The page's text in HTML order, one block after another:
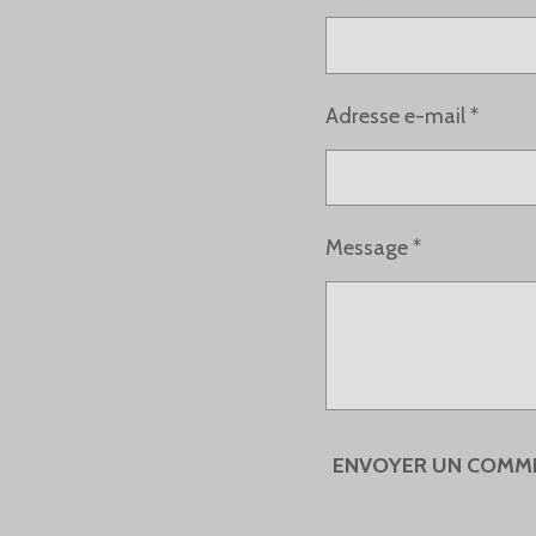
Adresse e-mail *
Message *
ENVOYER UN